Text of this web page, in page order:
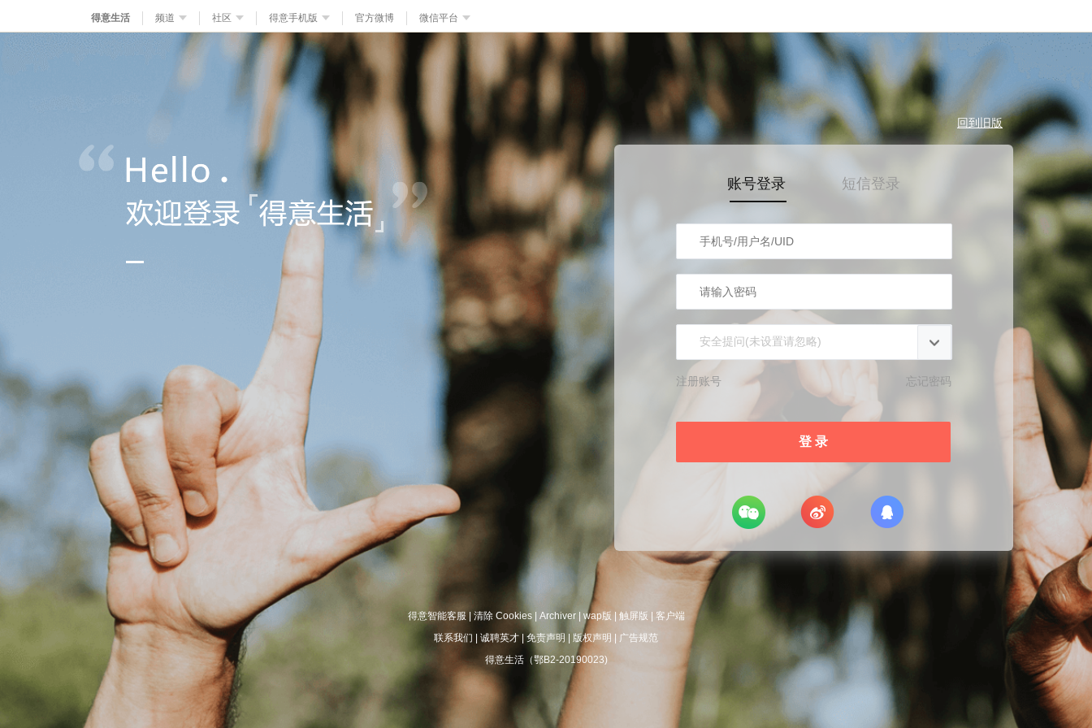
得意生活 频道 社区 得意手机版 官方微博 微信平台
回到旧版
账号登录 短信登录
安全提问(未设置请忽略)
注册账号 忘记密码
登 录
得意智能客服 清除 Cookies| Archiver| wap版 触屏版
客户端
联系我们
诚聘英才 免责声明 版权声明
广告规范
得意生活（鄂B2-20190023)